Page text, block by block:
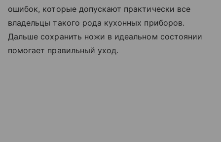
ошибок, которые допускают практически все
владельцы такого рода кухонных приборов.
Дальше сохранить ножи в идеальном состоянии
помогает правильный уход.